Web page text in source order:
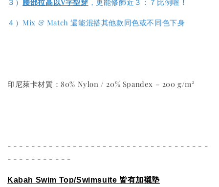
３） 腰部拉高以V字型穿 ，更能修飾近３：７比例喔！
４）Mix & Match 還能混搭其他款同色或不同色下身
印尼萊卡材質：80% Nylon / 20% Spandex – 200 g/m²
- - - - - - - - - - - - - - - - - - - - - - - - - - - - - - - - - -
- - - - - - - - - - -
Kabah Swim Top/Swimsuite 皆有加襯墊